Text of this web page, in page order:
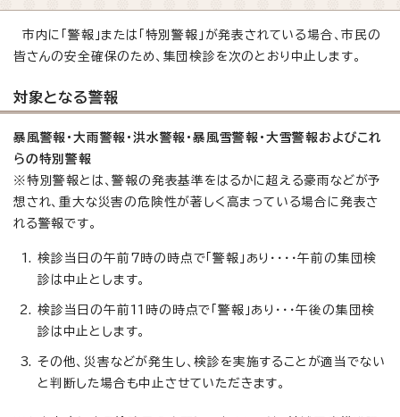
市内に「警報」または「特別警報」が発表されている場合、市民の
皆さんの安全確保のため、集団検診を次のとおり中止します。
対象となる警報
暴風警報・大雨警報・洪水警報・暴風雪警報・大雪警報およびこれ
らの特別警報
※特別警報とは、警報の発表基準をはるかに超える豪雨などが予
想され、重大な災害の危険性が著しく高まっている場合に発表さ
れる警報です。
検診当日の午前7時の時点で「警報」あり・・・・午前の集団検
診は中止とします。
検診当日の午前11時の時点で「警報」あり・・・午後の集団検
診は中止とします。
その他、災害などが発生し、検診を実施することが適当でない
と判断した場合も中止させていただきます。